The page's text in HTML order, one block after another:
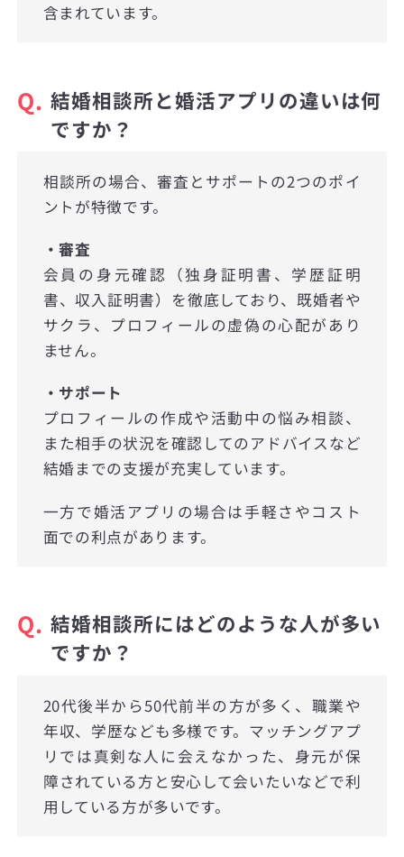
含まれています。
Q. 結婚相談所と婚活アプリの違いは何
ですか？
相談所の場合、審査とサポートの2つのポイ
ントが特徴です。
・審査
会員の身元確認（独身証明書、学歴証明
書、収入証明書）を徹底しており、既婚者や
サクラ、プロフィールの虚偽の心配があり
ません。
・サポート
プロフィールの作成や活動中の悩み相談、
また相手の状況を確認してのアドバイスなど
結婚までの支援が充実しています。
一方で婚活アプリの場合は手軽さやコスト
面での利点があります。
Q. 結婚相談所にはどのような人が多い
ですか？
20代後半から50代前半の方が多く、職業や
年収、学歴なども多様です。マッチングアプ
リでは真剣な人に会えなかった、身元が保
障されている方と安心して会いたいなどで利
用している方が多いです。